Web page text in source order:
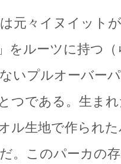
元々イヌイット
をルーツに持つ
いプルオーバー
つである。生ま
ル生地で作られ
。このパーカの